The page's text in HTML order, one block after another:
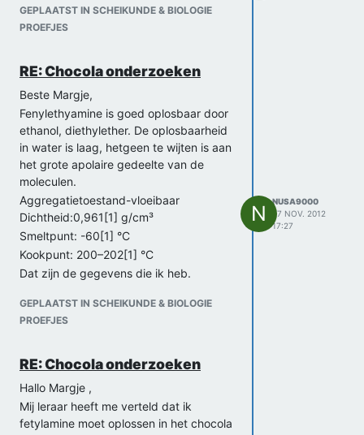
GEPLAATST IN SCHEIKUNDE & BIOLOGIE
PROEFJES
RE: Chocola onderzoeken
Beste Margje,
Fenylethyamine is goed oplosbaar door
ethanol, diethylether. De oplosbaarheid
in water is laag, hetgeen te wijten is aan
het grote apolaire gedeelte van de
moleculen.
Aggregatietoestand-vloeibaar
Dichtheid:0,961[1] g/cm³
Smeltpunt: -60[1] °C
Kookpunt: 200–202[1] °C
Dat zijn de gegevens die ik heb.
maken en een voorschrift.
groetjes,
GEPLAATST IN SCHEIKUNDE & BIOLOGIE
PROEFJES
N
NUSA9000
27 NOV. 2012
17:27
RE: Chocola onderzoeken
Hallo Margje ,
Mij leraar heeft me verteld dat ik
fetylamine moet oplossen in het chocola